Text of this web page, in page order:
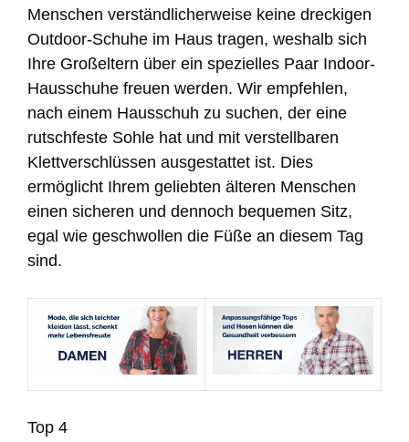
Menschen verständlicherweise keine dreckigen
Outdoor-Schuhe im Haus tragen, weshalb sich
Ihre Großeltern über ein spezielles Paar Indoor-
Hausschuhe freuen werden. Wir empfehlen,
nach einem Hausschuh zu suchen, der eine
rutschfeste Sohle hat und mit verstellbaren
Klettverschlüssen ausgestattet ist. Dies
ermöglicht Ihrem geliebten älteren Menschen
einen sicheren und dennoch bequemen Sitz,
egal wie geschwollen die Füße an diesem Tag
sind.
Top 4